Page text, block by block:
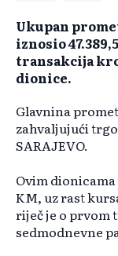
Ukupan
iznosio
transakcija
dionice.
Glavnina
zahvaljujući
SARAJEVO.
Ovim
KM, uz rast
riječ je o prvom
sedmodnevne